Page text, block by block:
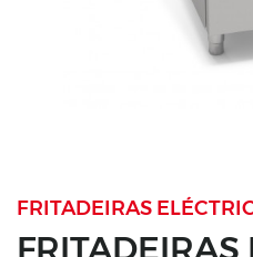
FRITADEIRAS